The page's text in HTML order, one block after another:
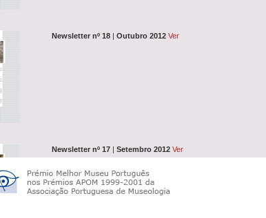
Newsletter nº 18 | Outubro 2012 Ver
Newsletter nº 17 | Setembro 2012 Ver